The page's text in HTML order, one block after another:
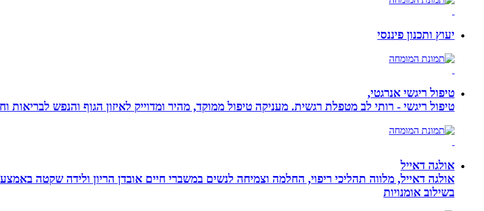
יעוץ ותכנון פיננסי
טיפול ריגשי אנרגטי,
טיפול ריגשי - רותי לב מטפלת רגשית. מעניקה טיפול ממוקד, מהיר ומדוייק לאיזון הגוף והנפש לבריאות
אולגה דאייל
אולגה דאייל, מלווה תהליכי ריפוי, החלמה וצמיחה לנשים במשברי חיים אובדן הריון ולידה שקטה
בשילוב אומנויות‏